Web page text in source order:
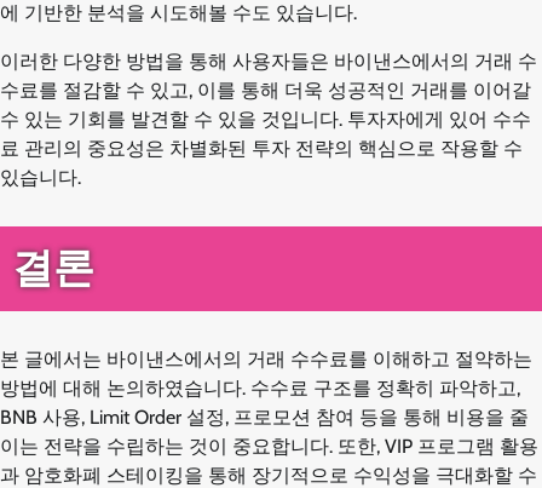
에 기반한 분석을 시도해볼 수도 있습니다.
이러한 다양한 방법을 통해 사용자들은 바이낸스에서의 거래 수
수료를 절감할 수 있고, 이를 통해 더욱 성공적인 거래를 이어갈
수 있는 기회를 발견할 수 있을 것입니다. 투자자에게 있어 수수
료 관리의 중요성은 차별화된 투자 전략의 핵심으로 작용할 수
있습니다.
결론
본 글에서는 바이낸스에서의 거래 수수료를 이해하고 절약하는
방법에 대해 논의하였습니다. 수수료 구조를 정확히 파악하고,
BNB 사용, Limit Order 설정, 프로모션 참여 등을 통해 비용을 줄
이는 전략을 수립하는 것이 중요합니다. 또한, VIP 프로그램 활용
과 암호화폐 스테이킹을 통해 장기적으로 수익성을 극대화할 수